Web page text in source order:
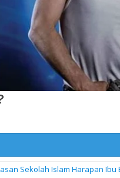
Sekolah Islam Harapan